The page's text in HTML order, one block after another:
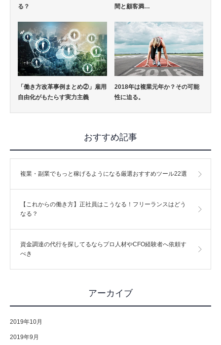
る？
間と顧客満…
「働き方改革事例まとめ②」雇用
自由化がもたらす実力主義
2018年は複業元年か？その可能
性に迫る。
おすすめ記事
複業・副業でもっと稼げるようになる厳選おすすめツール22選
【これからの働き方】正社員はこうなる！フリーランスはどう
なる？
資金調達の代行を探してるならプロ人材やCFO経験者へ依頼す
べき
アーカイブ
2019年10月
2019年9月